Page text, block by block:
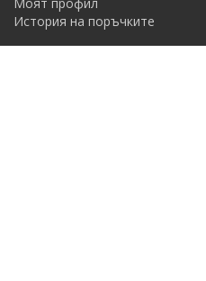
Моят профил
История на поръчките